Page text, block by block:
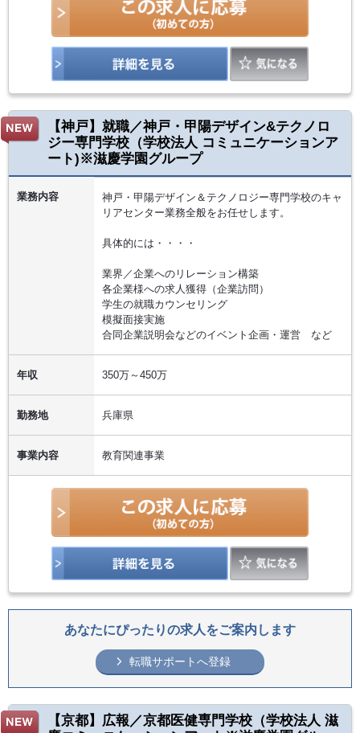
【神戸】就職／神戸・甲陽デザイン&テクノロ
ジー専門学校（学校法人 コミュニケーションア
ート)※滋慶学園グループ
業務内容
神戸・甲陽デザイン＆テクノロジー専門学校のキャ
リアセンター業務全般をお任せします。
具体的には・・・・
業界／企業へのリレーション構築
各企業様への求人獲得（企業訪問）
学生の就職カウンセリング
模擬面接実施
合同企業説明会などのイベント企画・運営 など
年収 350万～450万
勤務地 兵庫県
事業内容 教育関連事業
あなたにぴったりの求人をご案内します
転職サポートへ登録
【京都】広報／京都医健専門学校（学校法人 滋